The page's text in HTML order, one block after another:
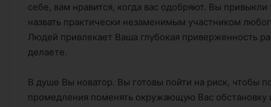
себе, вам нравится, когда вас одобряют. Вы
назвать практически незаменимым участником
Людей привлекает Ваша глубокая приверженность
делаете.
В душе Вы новатор. Вы готовы пойти на риск, чтобы
промедления поменять окружающую Вас обстановку